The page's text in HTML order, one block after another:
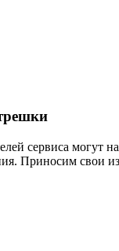
сервиса могут
Приносим свои